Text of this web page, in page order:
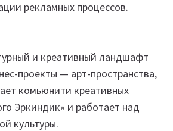
рекламных процессов.
и креативный ландшафт
проекты — арт-пространства,
комьюнити креативных
Эркиндик» и работает над
культуры.